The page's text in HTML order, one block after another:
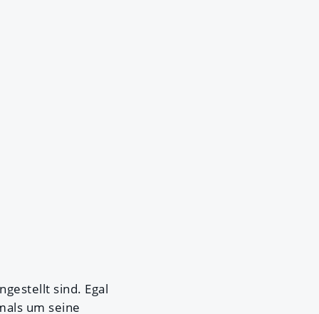
sind. Egal
um seine